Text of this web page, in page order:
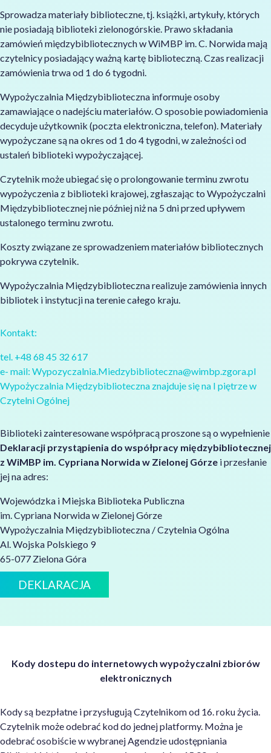
Sprowadza materiały biblioteczne, tj. książki, artykuły, których
nie posiadają biblioteki zielonogórskie. Prawo składania
zamówień międzybibliotecznych w WiMBP im. C. Norwida mają
czytelnicy posiadający ważną kartę biblioteczną. Czas realizacji
zamówienia trwa od 1 do 6 tygodni.
Wypożyczalnia Międzybiblioteczna informuje osoby
zamawiające o nadejściu materiałów. O sposobie powiadomienia
decyduje użytkownik (poczta elektroniczna, telefon). Materiały
wypożyczane są na okres od 1 do 4 tygodni, w zależności od
ustaleń biblioteki wypożyczającej.
Czytelnik może ubiegać się o prolongowanie terminu zwrotu
wypożyczenia z biblioteki krajowej, zgłaszając to Wypożyczalni
Międzybibliotecznej nie później niż na 5 dni przed upływem
ustalonego terminu zwrotu.
Koszty związane ze sprowadzeniem materiałów bibliotecznych
pokrywa czytelnik.
Wypożyczalnia Międzybiblioteczna realizuje zamówienia innych
bibliotek i instytucji na terenie całego kraju.
Kontakt:
tel. +48 68 45 32 617
e- mail: Wypozyczalnia.Miedzybiblioteczna@wimbp.zgora.pl
Wypożyczalnia Międzybiblioteczna znajduje się na I piętrze w
Czytelni Ogólnej
Biblioteki zainteresowane współpracą proszone są o wypełnienie
Deklaracji przystąpienia do współpracy międzybibliotecznej
z WiMBP im. Cypriana Norwida w Zielonej Górze i przesłanie
jej na adres:
Wojewódzka i Miejska Biblioteka Publiczna
im. Cypriana Norwida w Zielonej Górze
Wypożyczalnia Międzybiblioteczna / Czytelnia Ogólna
Al. Wojska Polskiego 9
65-077 Zielona Góra
DEKLARACJA
Kody dostepu do internetowych wypożyczalni zbiorów
elektronicznych
Kody są bezpłatne i przysługują Czytelnikom od 16. roku życia.
Czytelnik może odebrać kod do jednej platformy. Można je
odebrać osobiście w wybranej Agendzie udostępniania